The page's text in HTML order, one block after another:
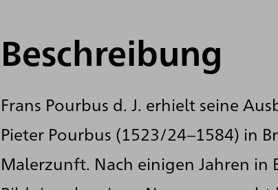
Beschreibung
Frans Pourbus d. J. erhielt seine
Pieter Pourbus (1523/24–1584) in
Malerzunft. Nach einigen Jahren in